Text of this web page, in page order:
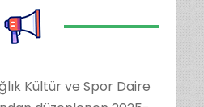
Kültür ve Spor Daire